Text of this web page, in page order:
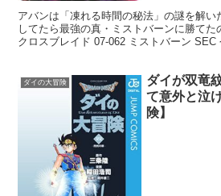
アバンは「凍れる時間の秘法」の謎を解
してたら最強の真・ミストバーンに勝て
クロスブレイド 07-062 ミストバーン SEC
ダイの大冒険
ダイが双竜
て意外と泣
険】